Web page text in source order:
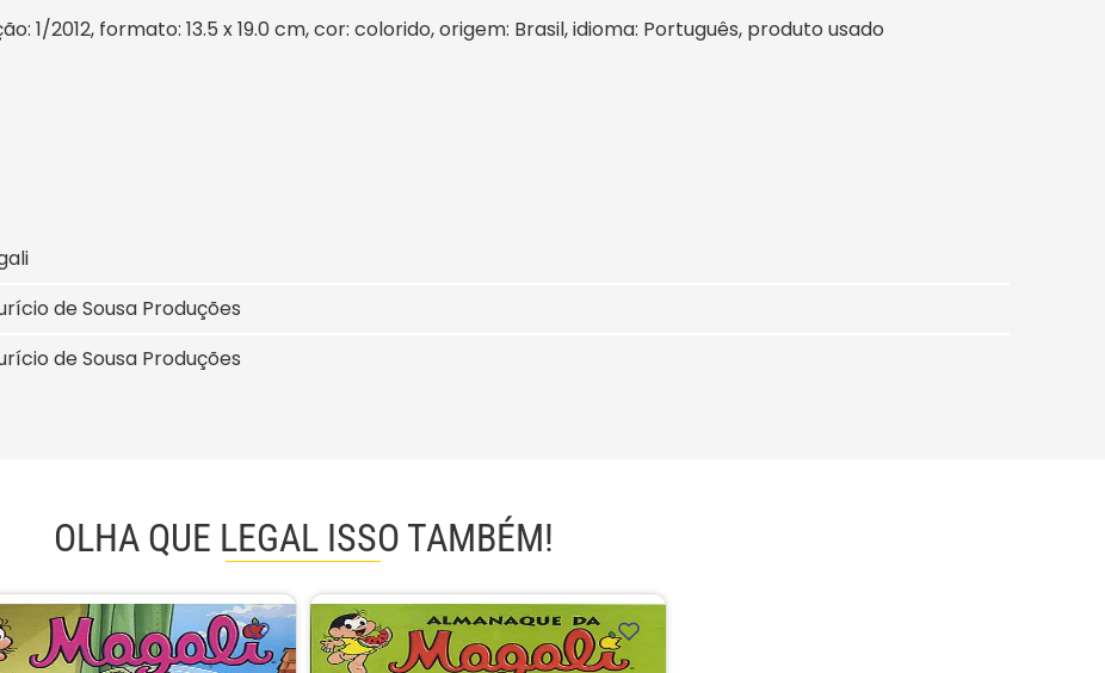
1/2012, formato: 13.5 x 19.0 cm, cor: colorido, origem: Brasil, idioma: Português, produto usado
de Sousa Produções
de Sousa Produções
OLHA QUE LEGAL ISSO TAMBÉM!